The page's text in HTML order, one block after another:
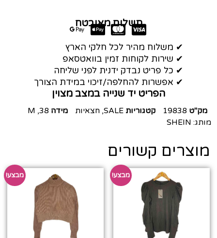
תשלום מאובטח
✔ משלוח מהיר לכל חלקי הארץ
✔ שירות לקוחות זמין בוואטסאפ
✔ כל פריט נבדק ידנית לפני שליחה
✔ אפשרות להחלפה/זיכוי במידת הצורך
הפריט יד שנייה במצב מצוין
מק"ט 19838 קטגוריות SALE
, חצאיות מידה 38
,
M
מותג: SHEIN
מוצרים קשורים
מבצע! מבצע!